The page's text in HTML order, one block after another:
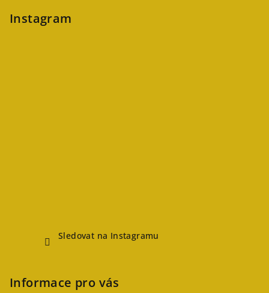
Instagram
Sledovat na Instagramu
Informace pro vás